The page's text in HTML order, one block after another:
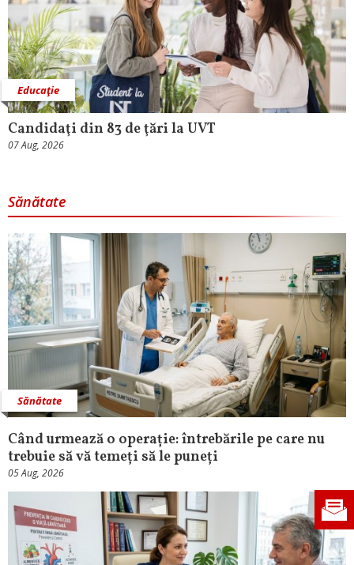
Educaţie
Candidaţi din 83 de ţări la UVT
07 Aug, 2026
Sănătate
Sănătate
Când urmează o operație: întrebările pe care nu
trebuie să vă temeți să le puneți
05 Aug, 2026